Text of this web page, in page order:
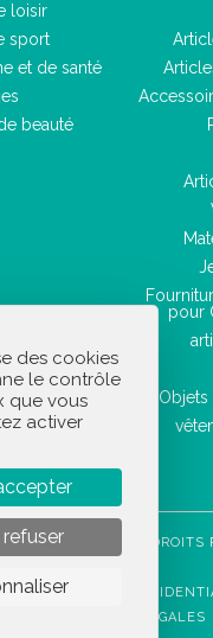
loisir
sport
et de santé
beauté
pour
© 2023 - TOUS DROITS
POLITIQUE DE
MENTIONS LÉGALES
des cookies
le contrôle
que vous
activer